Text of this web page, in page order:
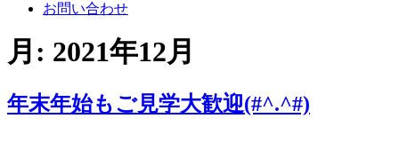
お問い合わせ
月: 2021年12月
年末年始もご見学大歓迎(#^.^#)